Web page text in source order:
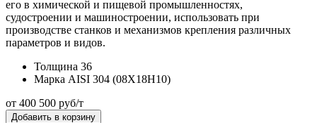
его в химической и пищевой промышленностях,
судостроении и машиностроении, использовать при
производстве станков и механизмов крепления различных
параметров и видов.
Толщина 36
Марка AISI 304 (08Х18Н10)
от 400 500 руб/т
Добавить в корзину